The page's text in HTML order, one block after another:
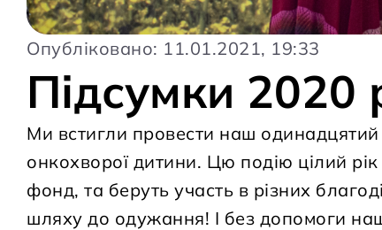
Опубліковано: 11.01.2021, 19:33
Підсумки 2020
Ми встигли провести наш
онкохворої дитини. Цю подію цілий
фонд, та беруть участь в різних
шляху до одужання! І без допомоги